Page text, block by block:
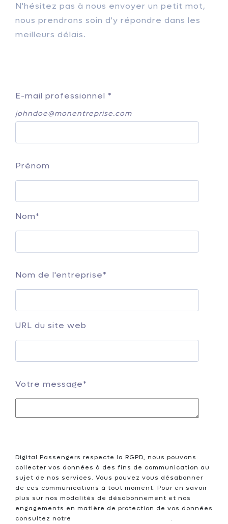
N'hésitez pas à nous envoyer un petit mot,
nous prendrons soin d'y répondre dans les
meilleurs délais.
E-mail professionnel *
johndoe@monentreprise.com
Prénom
Nom*
Nom de l'entreprise*
URL du site web
Votre message*
Digital Passengers respecte la RGPD, nous pouvons
collecter vos données à des fins de communication au
sujet de nos services. Vous pouvez vous désabonner
de ces communications à tout moment. Pour en savoir
plus sur nos modalités de désabonnement et nos
engagements en matière de protection de vos données
consultez notre
.